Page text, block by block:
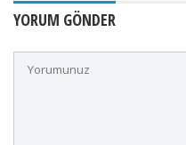
YORUM GÖNDER